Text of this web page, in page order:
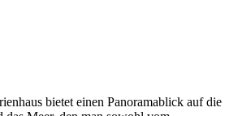
bietet einen Panoramablick auf die